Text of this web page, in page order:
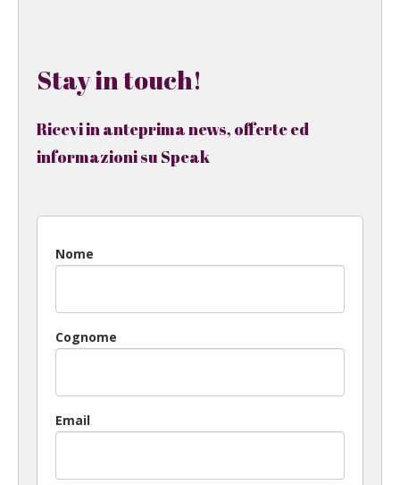
Stay in touch!
Ricevi in anteprima news, offerte ed
informazioni su Speak
Nome
Cognome
Email